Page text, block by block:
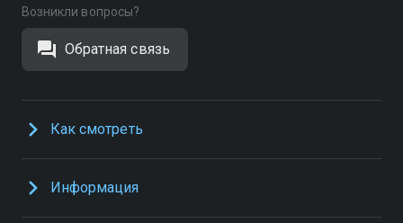
Возникли вопросы?
Обратная связь
Как смотреть
Информация